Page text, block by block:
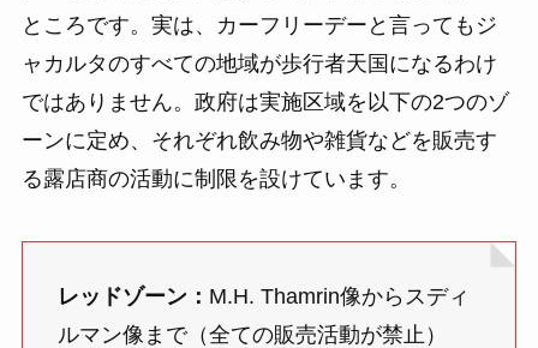
ところです。実は、カーフリーデーと言ってもジ
ャカルタのすべての地域が歩行者天国になるわけ
ではありません。政府は実施区域を以下の2つのゾ
ーンに定め、それぞれ飲み物や雑貨などを販売す
る露店商の活動に制限を設けています。
レッドゾーン： M.H. Thamrin像からスディ
ルマン像まで（全ての販売活動が禁止）